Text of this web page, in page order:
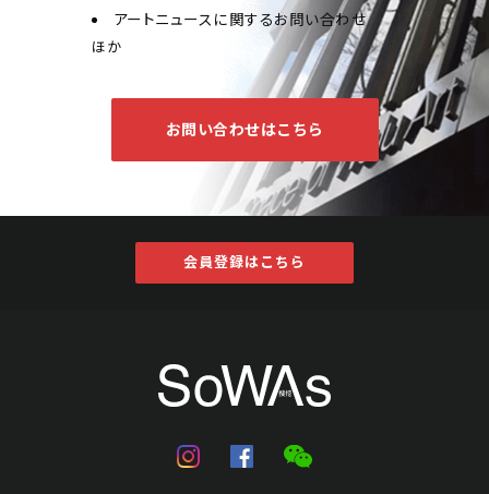
アートニュースに関するお問い合わせ
ほか
お問い合わせはこちら
会員登録はこちら